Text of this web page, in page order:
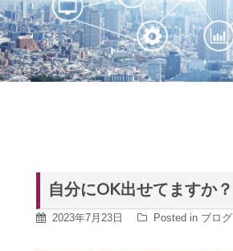
自分にOK出せてますか？
2023年7月23日 Posted in ブログ